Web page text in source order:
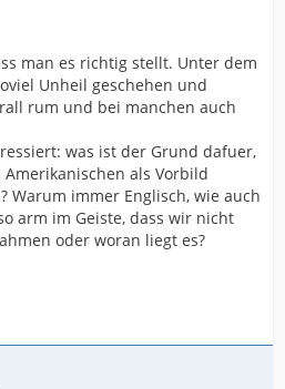
man es richtig stellt. Unter dem
Unheil geschehen und
rum und bei manchen auch
was ist der Grund dafuer,
als Vorbild
Warum immer Englisch, wie auch
arm im Geiste, dass wir nicht
oder woran liegt es?